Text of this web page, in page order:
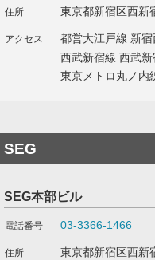
東京都新宿区西新
都営大江戸線 新
西武新宿線 西武
東京メトロ丸ノ内
SEG
SEG本部ビル
03-3366-1466
東京都新宿区西新